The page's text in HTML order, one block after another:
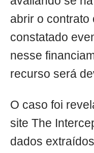
abrir o contrato
constatado
nesse
recurso será
O caso foi
site The
dados